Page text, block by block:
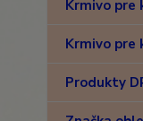
Krmivo pre
Krmivo pre
Produkty